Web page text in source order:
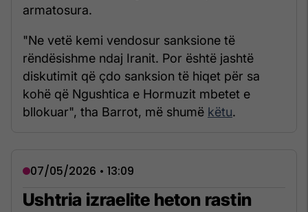
armatosura.
"Ne vetë kemi vendosur sanksione të
rëndësishme ndaj Iranit. Por është jashtë
diskutimit që çdo sanksion të hiqet për sa
kohë që Ngushtica e Hormuzit mbetet e
bllokuar", tha Barrot, më shumë këtu.
07/05/2026 • 13:09
Ushtria izraelite heton rastin